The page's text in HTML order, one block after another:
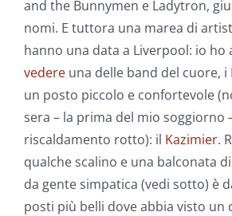
and the Bunnymen e Ladytron,
nomi. E tuttora una marea di
hanno una data a Liverpool: io ho
vedere una delle band del cuore, i
un posto piccolo e confortevole
sera – la prima del mio soggiorno
riscaldamento rotto): il Kazimier.
qualche scalino e una balconata
da gente simpatica (vedi sotto) è
posti più belli dove abbia visto un